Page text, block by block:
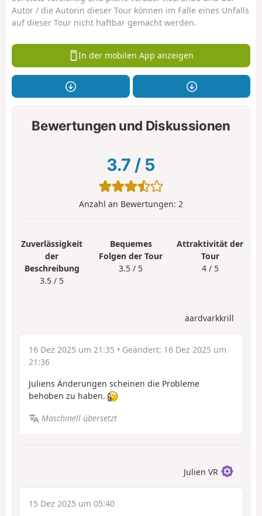
Autor / die Autorin dieser Tour können im Falle eines Unfalls
auf dieser Tour nicht haftbar gemacht werden.
In der mobilen App anzeigen
Bewertungen und Diskussionen
3.7 / 5
Anzahl an Bewertungen: 2
Zuverlässigkeit
der
Beschreibung
3.5 / 5
Bequemes
Folgen der Tour
3.5 / 5
Attraktivität der
Tour
4 / 5
aardvarkkrill
16 Dez 2025 um 21:35 • Geändert: 16 Dez 2025 um
21:36
Juliens Änderungen scheinen die Probleme
behoben zu haben.
Maschinell übersetzt
Julien VR
15 Dez 2025 um 05:40